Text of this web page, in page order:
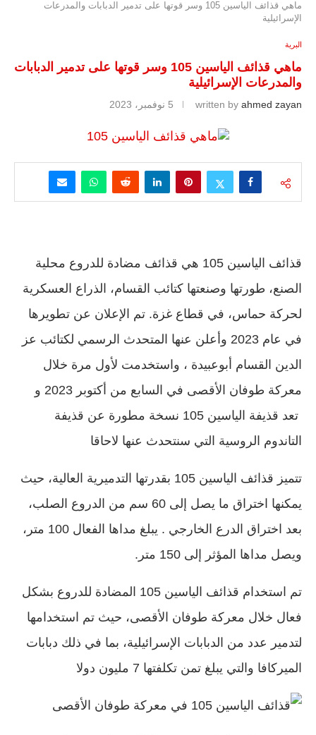
ماهي قذائف الياسين 105 وسر قوتها على تدمير الدبابات والمدرعات
الإسرائيلية
البرية
ماهي قذائف الياسين 105 وسر قوتها على تدمير الدبابات
والمدرعات الإسرائيلية
written by ahmed zayan 5 نوفمبر، 2023
قذائف الياسين 105 هي قذائف مضادة للدروع محلية
الصنع، طورتها وصنعتها كتائب القسام، الذراع العسكرية
لحركة حماس، في قطاع غزة. تم الإعلان عن تطويرها
في عام 2023 وأعلن عنها المتحدث الرسمي لكتائب عز
الدين القسام أبوعبيدة ، واستخدمت لأول مرة خلال
معركة طوفان الأقصى في السابع من أكتوبر 2023 و
تعد قذيفة الياسين 105 نسخة مطورة عن قذيفة
التاندوم الروسية التي سنتحدث عنها لاحاقا
تتميز قذائف الياسين 105 بقدرتها التدميرية العالية، حيث
يمكنها اختراق ما يصل إلى 60 سم من الدروع الصلب،
بعد اختراق الدرع الخارجي . يبلغ مداها الفعال 100 متر،
ويصل مداها المؤثر إلى 150 متر.
تم استخدام قذائف الياسين 105 المضادة للدروع بشكل
فعال خلال معركة طوفان الأقصى، حيث تم استخدامها
لتدمير عدد من الدبابات الإسرائيلية، بما في ذلك دبابات
الميركافا والتي يبلغ تمن تكلفتها 7 مليون دولا